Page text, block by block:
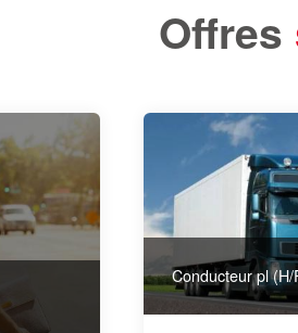
Offres
Conducteur pl (H/